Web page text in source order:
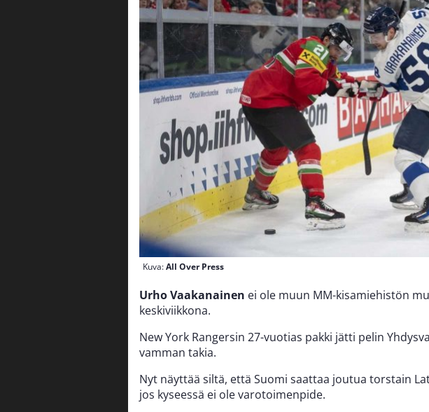
Kuva:All Over Press
Urho Vaakanainen ei ole muun MM-kisamiehistön
keskiviikkona.
New York Rangersin 27-vuotias pakki jätti pelin
vamman takia.
Nyt näyttää siltä, että Suomi saattaa joutua torstain
jos kyseessä ei ole varotoimenpide.